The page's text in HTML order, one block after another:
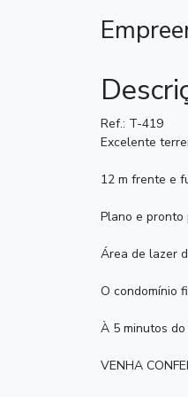
Ref.: T-419
Excelente
12 m frente e
Plano e pronto
Área de lazer
O condomínio
À 5 minutos
VENHA